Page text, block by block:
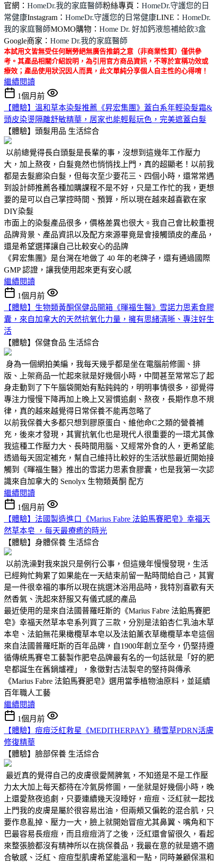
官網： HomeDr.我的家庭醫師粉絲專頁： HomeDr.守護您的日
常健康Instagram： HomeDr.守護您的日常健康LINE： HomeDr.
我的家庭醫師MOMO購物： Home Dr. 好加鈣液態補給飲3盒
Google商家： Home Dr.我的家庭醫師
本試用文皆無受任何酬勞絕無廣告推銷之意（非商業性質）僅供參
考。其產品相關介紹說明，為引用官方商品資訊，不等於宣稱功效或
療效；產品使用狀況因人而異，此文單純分享個人自主性的心得唷！
繼續閱讀
1個月前
【體驗】溫和草本染髮推薦《昇宏集團》蓋白系年輕染髮霜&
頭皮染燙隔離舒敏精華，居家也能輕鬆玩色，完美遮蓋白髮
【體驗】頭髮用品 生活綜合
以前總覺得長白頭髮是長輩的事，沒想到這幾年工作壓力
大，加上熬夜，白髮竟然也悄悄找上門，真的超顯老！以前我
都是去髮廊染白髮，但每次至少要花三、四個小時，還常常遇
到設計師推薦各種加購課程不是不好，只是工作忙的我，更想
要的是可以自己掌控時間、預算，所以現在越來越喜歡在家
DIY染髮
市面上的染髮產品很多，價格差異也很大。我自己會比較重視
品牌背景、產品資訊以及配方來源畢竟是會接觸頭皮的產品，
還是希望選擇讓自己比較安心的品牌
《昇宏集團》是台灣在地做了 40 年的老牌子，還有通過國際
GMP 認證，讓我使用起來更有安心感
繼續閱讀
1個月前
【體驗】生物類黃酮保健品開箱《暉福生醫》雪諾力思素食膠
囊，來自加拿大的天然抗氧化力量，擁有思緒清晰、專注好生
活
【體驗】保健食品 生活綜合
身為一個網拍美編，我每天幾乎都是坐在電腦前修圖、排
版、上架商品一忙起來就是好幾個小時，中間甚至常常忘了起
身走動到了下午腦袋開始有點鈍鈍的，明明事情很多，卻覺得
專注力慢慢下降再加上晚上又習慣追劇、熬夜，長期作息不規
律，真的越來越覺得日常保養不能再忽略了
以前我保養大多都只想到膠原蛋白、維他命C之類的營養補
充，後來才發現，其實抗氧化也是現代人很重要的一環尤其像
我這種工作壓力大、長時間用腦、又經常外食的人，更希望能
透過每天固定補充，幫自己維持比較好的生活狀態最近開始接
觸到《暉福生醫》推出的雪諾力思素食膠囊，也是我第一次認
識來自加拿大的 Senolyx 生物類黃酮 配方
繼續閱讀
1個月前
【體驗】法國製造進口《Marius Fabre 法鉑馬賽肥皂》幸福天
然草本皂 ，每天最療癒的時光
【體驗】身體保養 生活綜合
以前洗澡對我來說只是例行公事，但這幾年慢慢發現，生活
已經夠忙夠累了如果能在一天結束前留一點時間給自己，其實
是一件很幸福的事所以現在挑選沐浴用品時，我特別喜歡有天
然香氣、洗起來舒服又有儀式感的產品
最近使用的是來自法國普羅旺斯的《Marius Fabre 法鉑馬賽肥
皂》幸福天然草本皂系列買了三款，分別是法鉑杏仁乳油木草
本皂、法鉑無花果橄欖草本皂以及法鉑薰衣草橄欖草本皂這個
來自法國普羅旺斯的百年品牌，自1900年創立至今，仍堅持遵
循傳統馬賽皂工藝製作肥皂品牌最有名的一句話就是「好的肥
皂都誕生在舊鍋爐裡」，象徵對古法製皂的堅持與傳承
《Marius Fabre 法鉑馬賽肥皂》選用當季植物油原料，並延續
百年職人工藝
繼續閱讀
1個月前
【體驗】痘痘泛紅救星《MEDITHERPAY》積雪草PDRN活膚
修復精華
【體驗】臉部保養 生活綜合
最近真的覺得自己的皮膚很愛鬧脾氣，不知道是不是工作壓
力太大加上每天都待在冷氣房修圖，一坐就是好幾個小時，晚
上還愛熬夜追劇，只要連續幾天沒睡好，痘痘、泛紅就一起找
上門我的皮膚是屬於很容易出油，但兩頰又偏乾的混合肌，只
要作息亂掉、壓力一大，臉上就開始冒痘尤其鼻翼、嘴角和下
巴最容易長痘痘，而且痘痘消了之後，泛紅還會留很久，看起
來整張臉都沒有精神所以在挑保養品，我最在意的就是適不適
合敏感、泛紅、痘痘型肌膚希望能溫和一點，同時兼顧保濕和